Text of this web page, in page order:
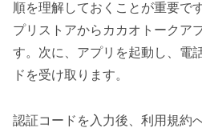
順を理解しておくことが重要で
プリストアからカカオトークア
す。次に、アプリを起動し、電
ドを受け取ります。
認証コードを入力後、利用規約